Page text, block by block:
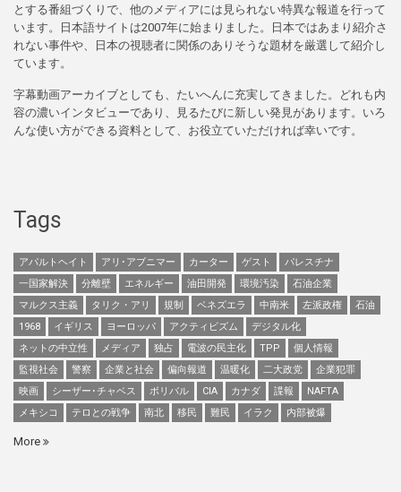
とする番組づくりで、他のメディアには見られない特異な報道を行って
います。日本語サイトは2007年に始まりました。日本ではあまり紹介さ
れない事件や、日本の視聴者に関係のありそうな題材を厳選して紹介し
ています。
字幕動画アーカイブとしても、たいへんに充実してきました。どれも内
容の濃いインタビューであり、見るたびに新しい発見があります。いろ
んな使い方ができる資料として、お役立ていただければ幸いです。
Tags
アパルトヘイト アリ･アブニマー カーター ゲスト
パレスチナ
一国家解決
分離壁 エネルギー 油田開発 環境汚染
石油企業
マルクス主義
タリク・アリ 規制 ベネズエラ 中南米 左派政権
石油
1968
イギリス ヨーロッパ アクティビズム
デジタル化
ネットの中立性
メディア 独占 電波の民主化 TPP
個人情報
監視社会
警察 企業と社会 偏向報道 温暖化 二大政党
企業犯罪
映画
シーザー･チャベス ボリバル CIA カナダ 諜報
NAFTA
メキシコ
テロとの戦争 南北 移民 難民 イラク 内部被爆
More